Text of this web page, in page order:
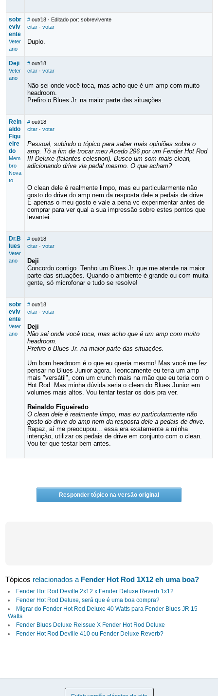
sobr
eviv
ente
Veter
ano
# out/18· Editado por: sobrevivente
citar· votar
Duplo.
Deji
Veter
ano
# out/18
citar· votar
Não sei onde você toca, mas acho que é um amp com muito
headroom.
Prefiro o Blues Jr. na maior parte das situações.
Rein
aldo
Figu
eire
do
Mem
bro
Nova
to
# out/18
citar· votar
Pessoal, subindo o tópico para saber mais opiniões sobre o
amp. Tô a fim de trocar meu Acedo 296 por um Fender Hot Rod
III Deluxe (falantes celestion). Busco um som mais clean,
adicionando drive via pedal mesmo. O que acham?
O clean dele é realmente limpo, mas eu particularmente não
gosto do drive do amp nem da resposta dele a pedais de drive.
É apenas o meu gosto e vale a pena vc experimentar antes de
comprar para ver qual a sua impressão sobre estes pontos que
levantei.
Dr.B
lues
Veter
ano
# out/18
citar· votar
Deji
Concordo contigo. Tenho um Blues Jr. que me atende na maior
parte das situações. Quando o ambiente é grande ou com muita
gente, só microfonar e tudo se resolve!
sobr
eviv
ente
Veter
ano
# out/18
citar· votar
Deji
Não sei onde você toca, mas acho que é um amp com muito
headroom.
Prefiro o Blues Jr. na maior parte das situações.
Um bom headroom é o que eu queria mesmo! Mas você me fez
pensar no Blues Junior agora. Teoricamente eu teria um amp
mais "versátil", com um crunch mais na mão que eu teria com o
Hot Rod. Mas minha dúvida seria o clean do Blues Junior em
volumes mais altos. Vou tentar testar os dois pra ver.
Reinaldo Figueiredo
O clean dele é realmente limpo, mas eu particularmente não
gosto do drive do amp nem da resposta dele a pedais de drive.
Rapaz, aí me preocupou... essa era exatamente a minha
intenção, utilizar os pedais de drive em conjunto com o clean.
Vou ter que testar bem antes.
Responder tópico na versão original
Tópicos relacionados a Fender Hot Rod 1X12 eh uma boa?
Fender Hot Rod Deville 2x12 x Fender Deluxe Reverb 1x12
Fender Hot Rod Deluxe, será que é uma boa compra?
Migrar do Fender Hot Rod Deluxe 40 Watts para Fender Blues JR 15
Watts
Fender Blues Deluxe Reissue X Fender Hot Rod Deluxe
Fender Hot Rod Deville 410 ou Fender Deluxe Reverb?